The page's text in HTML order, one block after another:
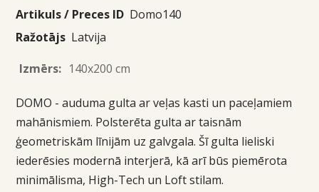
Artikuls / Preces ID Domo140
Ražotājs Latvija
Izmērs: 140x200 cm
DOMO - auduma gulta ar veļas kasti un paceļamiem
mahānismiem. Polsterēta gulta ar taisnām
ģeometriskām līnijām uz galvgala. Šī gulta lieliski
iederēsies modernā interjerā, kā arī būs piemērota
minimālisma, High-Tech un Loft stilam.